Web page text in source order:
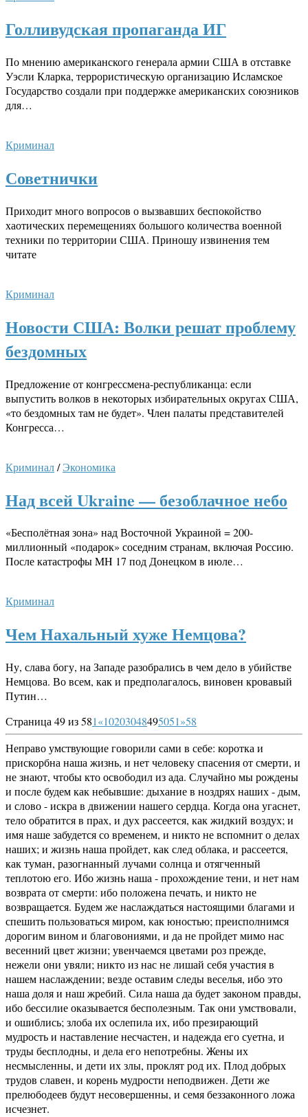
Голливудская пропаганда ИГ
По мнению американского генерала армии США в отставке
Уэсли Кларка, террористическую организацию Исламское
Государство создали при поддержке американских союзников
для…
Криминал
Советнички
Приходит много вопросов о вызвавших беспокойство
хаотических перемещениях большого количества военной
техники по территории США. Приношу извинения тем
читате
Криминал
Новости США: Волки решат проблему
бездомных
Предложение от конгрессмена-республиканца: если
выпустить волков в некоторых избирательных округах США,
«то бездомных там не будет». Член палаты представителей
Конгресса…
Криминал/Экономика
Над всей Ukraine — безоблачное небо
«Бесполётная зона» над Восточной Украиной = 200-
миллионный «подарок» соседним странам, включая Россию.
После катастрофы MH 17 под Донецком в июле…
Криминал
Чем Нахальный хуже Немцова?
Ну, слава богу, на Западе разобрались в чем дело в убийстве
Немцова. Во всем, как и предполагалось, виновен кровавый
Путин…
Страница 49 из 581«10203048495051»58
Неправо умствующие говорили сами в себе: коротка и
прискорбна наша жизнь, и нет человеку спасения от смерти, и
не знают, чтобы кто освободил из ада. Случайно мы рождены
и после будем как небывшие: дыхание в ноздрях наших - дым,
и слово - искра в движении нашего сердца. Когда она угаснет,
тело обратится в прах, и дух рассеется, как жидкий воздух; и
имя наше забудется со временем, и никто не вспомнит о делах
наших; и жизнь наша пройдет, как след облака, и рассеется,
как туман, разогнанный лучами солнца и отягченный
теплотою его. Ибо жизнь наша - прохождение тени, и нет нам
возврата от смерти: ибо положена печать, и никто не
возвращается. Будем же наслаждаться настоящими благами и
спешить пользоваться миром, как юностью; преисполнимся
дорогим вином и благовониями, и да не пройдет мимо нас
весенний цвет жизни; увенчаемся цветами роз прежде,
нежели они увяли; никто из нас не лишай себя участия в
нашем наслаждении; везде оставим следы веселья, ибо это
наша доля и наш жребий. Сила наша да будет законом правды,
ибо бессилие оказывается бесполезным. Так они умствовали,
и ошиблись; злоба их ослепила их, ибо презирающий
мудрость и наставление несчастен, и надежда его суетна, и
труды бесплодны, и дела его непотребны. Жены их
несмысленны, и дети их злы, проклят род их. Плод добрых
трудов славен, и корень мудрости неподвижен. Дети же
прелюбодеев будут несовершенны, и семя беззаконного ложа
исчезнет.